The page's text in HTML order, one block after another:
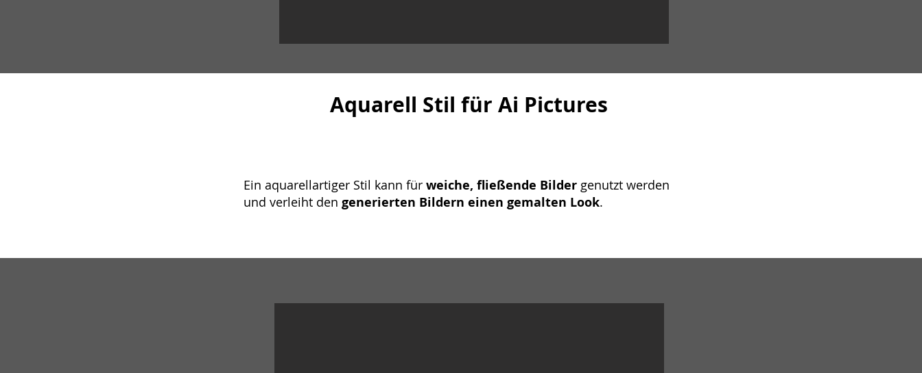
Aquarell Stil für Ai Pictures
Ein aquarellartiger Stil kann für weiche, fließende Bilder genutzt werden
und verleiht den generierten Bildern einen gemalten Look.